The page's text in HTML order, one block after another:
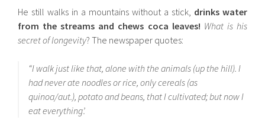
He still walks in a mountains without a stick, drinks water
from the streams and chews coca leaves! What is his
secret of longevity? The newspaper quotes:
“I walk just like that, alone with the animals (up the hill). I
had never ate noodles or rice, only cereals (as
quinoa/aut.), potato and beans, that I cultivated; but now I
eat everything’.